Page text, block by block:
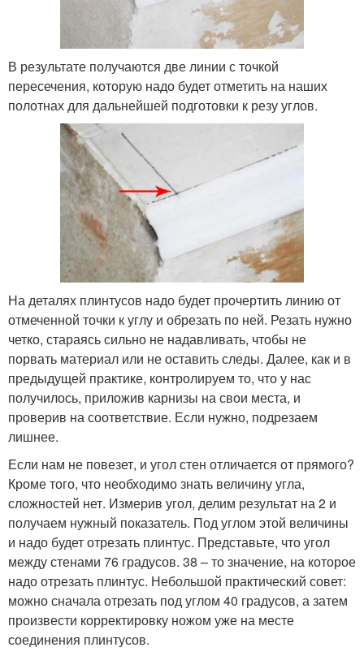
В результате получаются две линии с точкой
пересечения, которую надо будет отметить на наших
полотнах для дальнейшей подготовки к резу углов.
На деталях плинтусов надо будет прочертить линию от
отмеченной точки к углу и обрезать по ней. Резать нужно
четко, стараясь сильно не надавливать, чтобы не
порвать материал или не оставить следы. Далее, как и в
предыдущей практике, контролируем то, что у нас
получилось, приложив карнизы на свои места, и
проверив на соответствие. Если нужно, подрезаем
лишнее.
Если нам не повезет, и угол стен отличается от прямого?
Кроме того, что необходимо знать величину угла,
сложностей нет. Измерив угол, делим результат на 2 и
получаем нужный показатель. Под углом этой величины
и надо будет отрезать плинтус. Представьте, что угол
между стенами 76 градусов. 38 – то значение, на которое
надо отрезать плинтус. Небольшой практический совет:
можно сначала отрезать под углом 40 градусов, а затем
произвести корректировку ножом уже на месте
соединения плинтусов.